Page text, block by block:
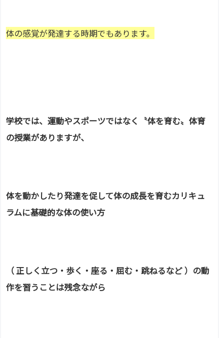
体の感覚が発達する時期でもあります。
学校では、運動やスポーツではなく〝体を育む〟体育
の授業がありますが、
体を動かしたり発達を促して体の成長を育むカリキュ
ラムに基礎的な体の使い方
（ 正しく立つ・歩く・座る・屈む・跳ねるなど ）の動
作を習うことは残念ながら